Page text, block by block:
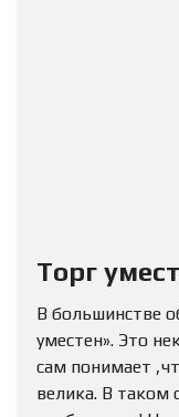
Торг
В большинстве
уместен». Это
сам понимает
велика. В таком